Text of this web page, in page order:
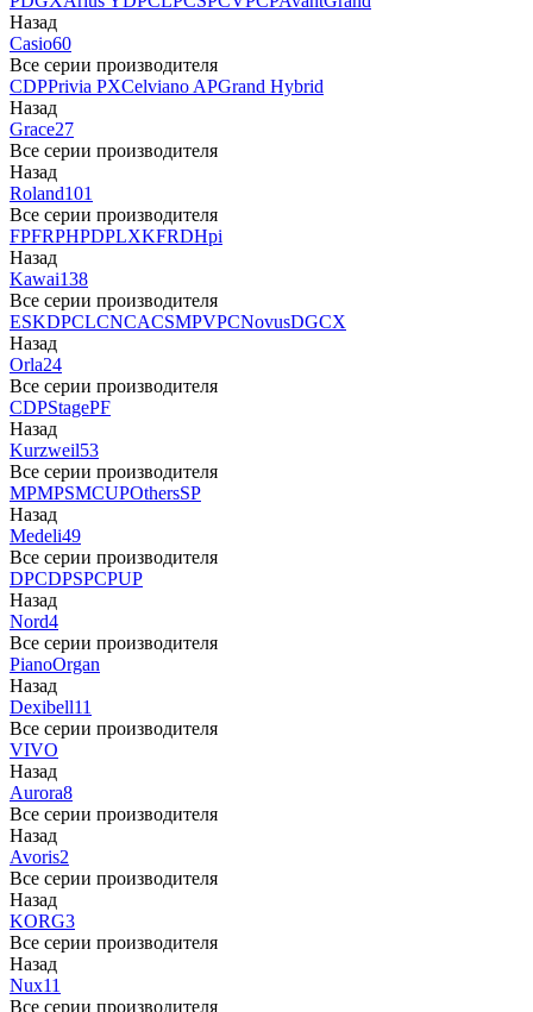
Назад
Casio60
Все серии производителя
CDPPrivia PXCelviano APGrand Hybrid
Назад
Grace27
Все серии производителя
Назад
Roland101
Все серии производителя
FPFRPHPDPLXKFRDHpi
Назад
Kawai138
Все серии производителя
ESKDPCLCNCACSMPVPCNovusDGCX
Назад
Orla24
Все серии производителя
CDPStagePF
Назад
Kurzweil53
Все серии производителя
MPMPSMCUPOthersSP
Назад
Medeli49
Все серии производителя
DPCDPSPCPUP
Назад
Nord4
Все серии производителя
PianoOrgan
Назад
Dexibell11
Все серии производителя
VIVO
Назад
Aurora8
Все серии производителя
Назад
Avoris2
Все серии производителя
Назад
KORG3
Все серии производителя
Назад
Nux11
Все серии производителя